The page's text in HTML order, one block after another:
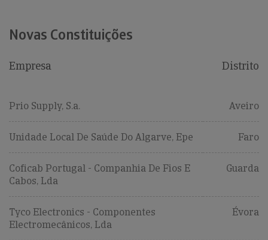
Novas Constituições
Empresa Distrito
Prio Supply, S.a. Aveiro
Unidade Local De Saúde Do Algarve, Epe Faro
Coficab Portugal - Companhia De Fios E
Cabos, Lda
Guarda
Tyco Electronics - Componentes
Electromecânicos, Lda
Évora